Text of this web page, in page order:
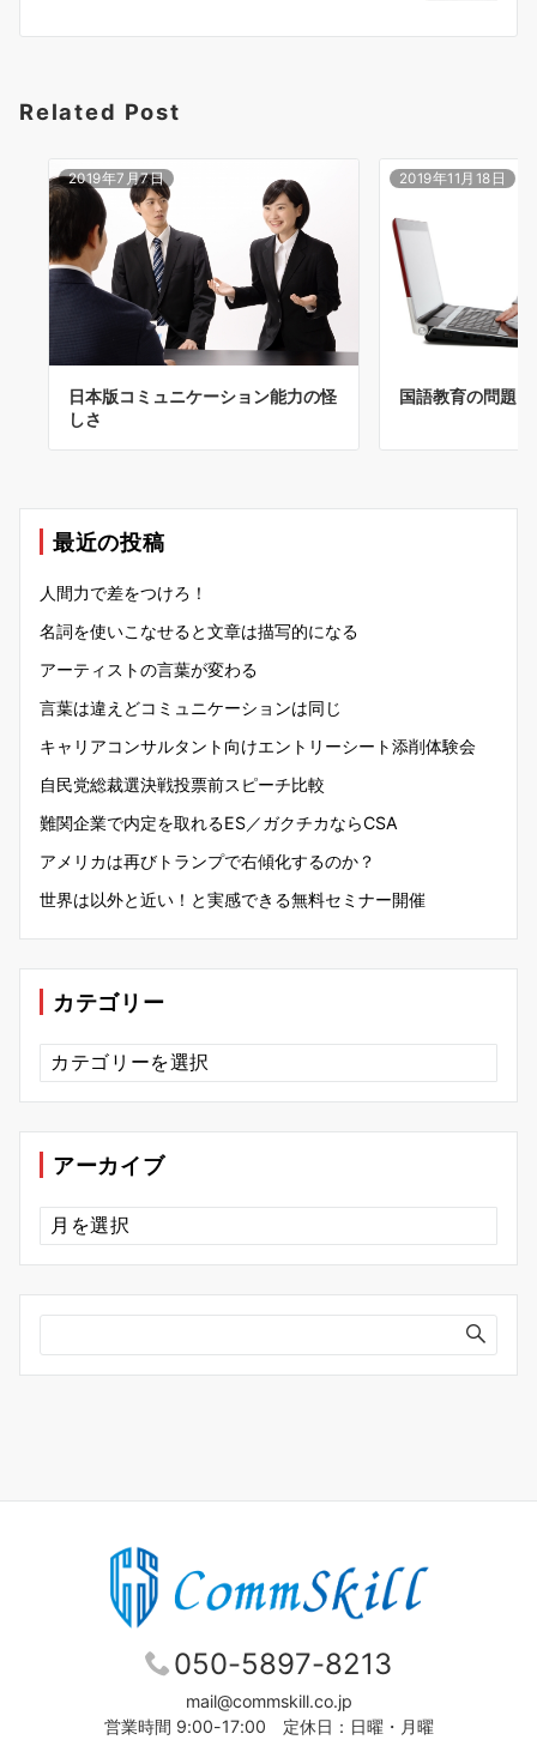
ン
Related Post
2019年7月7日
日本版コミュニケーション能力の怪
しさ
2019年11月18日
国語教育の問題点
最近の投稿
人間力で差をつけろ！
名詞を使いこなせると文章は描写的になる
アーティストの言葉が変わる
言葉は違えどコミュニケーションは同じ
キャリアコンサルタント向けエントリーシート添削体験会
自民党総裁選決戦投票前スピーチ比較
難関企業で内定を取れるES／ガクチカならCSA
アメリカは再びトランプで右傾化するのか？
世界は以外と近い！と実感できる無料セミナー開催
カテゴリー
カ
テ
ゴ
ー
アーカイブ
ア
ー
カ
ブ
050-5897-8213
mail@commskill.co.jp
営業時間 9:00-17:00 定休日：日曜・月曜